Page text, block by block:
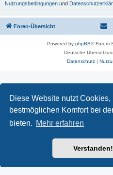
Diese Website nutzt Cookies,
bestmöglichen Komfort bei
bieten. Mehr erfahren
Verstanden!
Nutzungsbedingungen und
Foren-Übersicht
Powered by phpBB® Forum
Deutsche
Datenschutz|